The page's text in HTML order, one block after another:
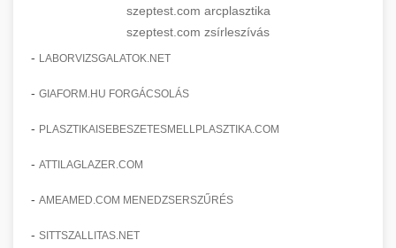
szeptest.com arcplasztika
szeptest.com zsírleszívás
- LABORVIZSGALATOK.NET
- GIAFORM.HU FORGÁCSOLÁS
- PLASZTIKAISEBESZETESMELLPLASZTIKA.COM
- ATTILAGLAZER.COM
- AMEAMED.COM MENEDZSERSZŰRÉS
- SITTSZALLITAS.NET